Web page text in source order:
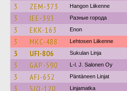
3 ZEM-373 Hangon Liikenne
3 IEE-393 Разные города
3 EKK-163 Enon
3 MKC-488 Lehtosen Liikenne
3 UFI-806 Sukulan Linja
3 GAP-590 L-l. J. Salonen Oy
3 AFJ-652 Päntäneen Linjat
3 SJO-120 Linjamatka